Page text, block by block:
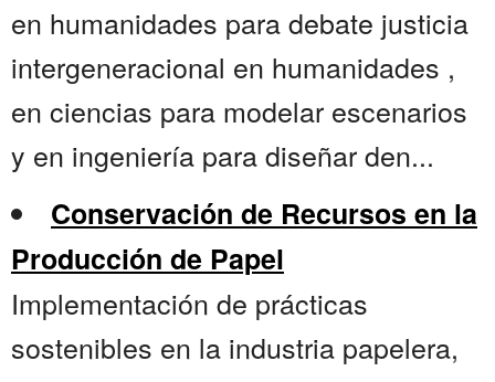
en humanidades para debate justicia
intergeneracional en humanidades ,
en ciencias para modelar escenarios
y en ingeniería para diseñar den...
Conservación de Recursos en la
Producción de Papel
Implementación de prácticas
sostenibles en la industria papelera,